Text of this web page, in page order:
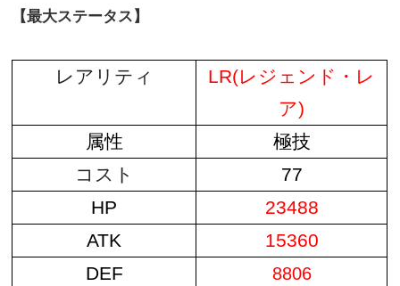
【最大ステータス】
レアリティ
LR(レジェンド・レ
ア)
属性
極技
コスト
77
HP
23488
ATK
15360
DEF
8806